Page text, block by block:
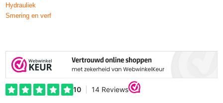
Hydrauliek
Smering en verf